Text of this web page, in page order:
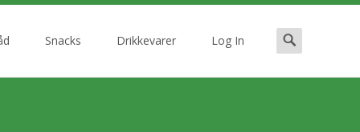
Snacks Drikkevarer Log In
Search
for: